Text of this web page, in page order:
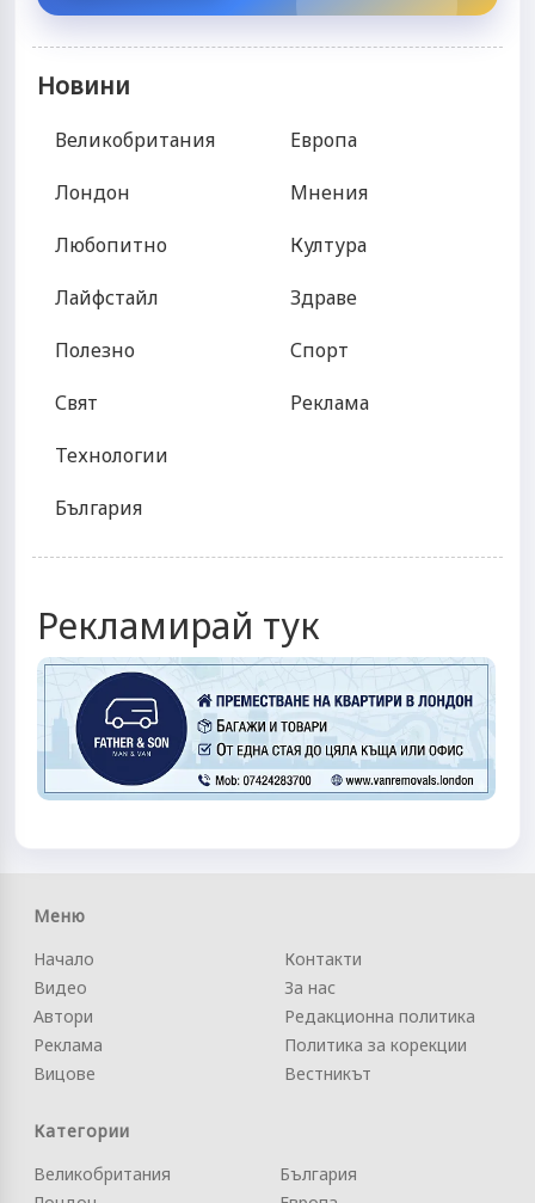
Новини
Великобритания
Лондон
Любопитно
Лайфстайл
Полезно
Свят
Технологии
България
Европа
Мнения
Култура
Здраве
Спорт
Реклама
Рекламирай тук
Меню
Начало
Видео
Автори
Реклама
Вицове
Контакти
За нас
Редакционна политика
Политика за корекции
Вестникът
Категории
Великобритания
България